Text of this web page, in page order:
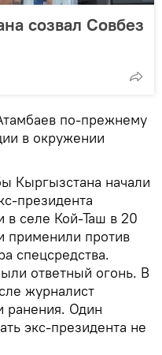
созвал Совбез
по-прежнему
в окружении
Кыргызстана начали
президента
в селе Кой-Таш в 20
применили против
спецсредства.
ответный огонь. В
журналист
ранения. Один
экс-президента не